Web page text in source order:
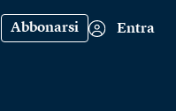
Abbonarsi Entra